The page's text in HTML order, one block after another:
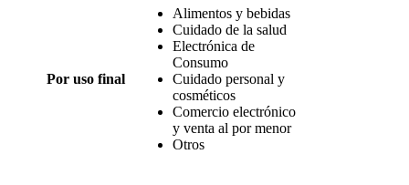
Por uso final
Alimentos y bebidas
Cuidado de la salud
Electrónica de
Consumo
Cuidado personal y
cosméticos
Comercio electrónico
y venta al por menor
Otros